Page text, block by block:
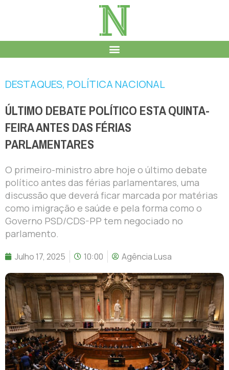
DESTAQUES, POLÍTICA NACIONAL
ÚLTIMO DEBATE POLÍTICO ESTA QUINTA-
FEIRA ANTES DAS FÉRIAS
PARLAMENTARES
O primeiro-ministro abre hoje o último debate
político antes das férias parlamentares, uma
discussão que deverá ficar marcada por matérias
como imigração e saúde e pela forma como o
Governo PSD/CDS-PP tem negociado no
parlamento.
Julho 17, 2025 10:00 Agência Lusa